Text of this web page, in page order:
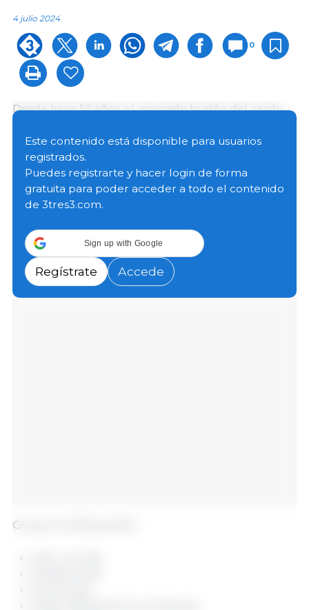
4 julio 2024
0
Desde hace 52 años, el mercado bretón del cerdo
el de referencia para todo el sector en Francia. La
incorporación de tres nuevos mataderos fuera de la
Bretaña, Vallégrain (Sarthe) y Tradival (Loiret) en el
otoño de 2023 y más tarde Holvia (Mayenne), marca
el inicio de esta expansión nacional.
Actualmente, los actores involucrados en la
definición del precio del MPF y entre paréntesis las
regiones donde están ubicados son:
Grupos contribuyentes:
Este contenido está disponible para usuarios
registrados.
Puedes registrarte y hacer login de forma
gratuita para poder acceder a todo el contenido
de 3tres3.com.
Sign up with Google
Regístrate Accede